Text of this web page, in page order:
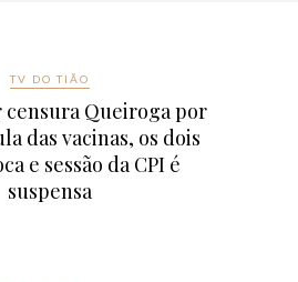
TV DO TIÃO
censura Queiroga por
das vacinas, os dois
e sessão da CPI é
suspensa